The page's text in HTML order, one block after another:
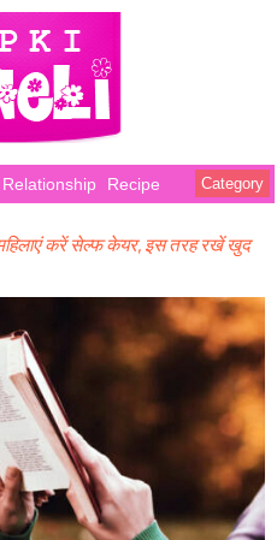
Relationship Recipe Category
करें सेल्फ केयर, इस तरह रखें खुद